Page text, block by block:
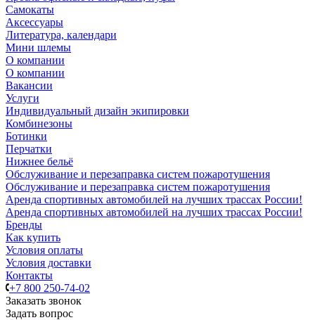
Самокаты
Аксессуары
Литература, календари
Мини шлемы
О компании
О компании
Вакансии
Услуги
Индивидуальный дизайн экипировки
Комбинезоны
Ботинки
Перчатки
Нижнее бельё
Обслуживание и перезаправка систем пожаротушения
Обслуживание и перезаправка систем пожаротушения
Аренда спортивных автомобилей на лучших трассах России!
Аренда спортивных автомобилей на лучших трассах России!
Бренды
Как купить
Условия оплаты
Условия доставки
Контакты
+7 800 250-74-02
Заказать звонок
Задать вопрос